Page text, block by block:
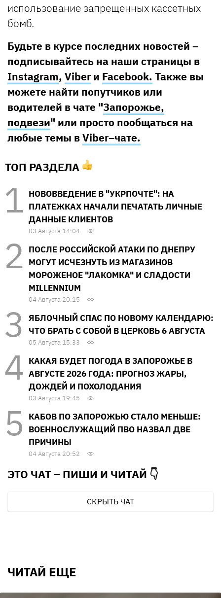
использование запрещенных кассетных
бомб.
Будьте в курсе последних новостей –
подписывайтесь на наши страницы в
Instagram, Viber и Facebook. Также вы
можете найти попутчиков или
водителей в чате "Запорожье,
подвези" или просто пообщаться на
любые темы вViber–чате.
ТОП РАЗДЕЛА
НОВОВВЕДЕНИЕ В "УКРПОЧТЕ": НА
ПЛАТЕЖКАХ НАЧАЛИ ПЕЧАТАТЬ ЛИЧНЫЕ
ДАННЫЕ КЛИЕНТОВ
03 Августа 14:04
ПОСЛЕ РОССИЙСКОЙ АТАКИ ПО ДНЕПРУ
МОГУТ ИСЧЕЗНУТЬ ИЗ МАГАЗИНОВ
МОРОЖЕНОЕ "ЛАКОМКА" И СЛАДОСТИ
MILLENNIUM
04 Августа 20:15
ЯБЛОЧНЫЙ СПАС ПО НОВОМУ КАЛЕНДАРЮ:
ЧТО БРАТЬ С СОБОЙ В ЦЕРКОВЬ 6 АВГУСТА
05 Августа 15:33
КАКАЯ БУДЕТ ПОГОДА В ЗАПОРОЖЬЕ В
АВГУСТЕ 2026 ГОДА: ПРОГНОЗ ЖАРЫ,
ДОЖДЕЙ И ПОХОЛОДАНИЯ
03 Августа 19:45
КАБОВ ПО ЗАПОРОЖЬЮ СТАЛО МЕНЬШЕ:
ВОЕННОСЛУЖАЩИЙ ПВО НАЗВАЛ ДВЕ
ПРИЧИНЫ
04 Августа 20:52
ЭТО ЧАТ – ПИШИ И ЧИТАЙ 👇
СКРЫТЬ ЧАТ
ЧИТАЙ ЕЩЕ